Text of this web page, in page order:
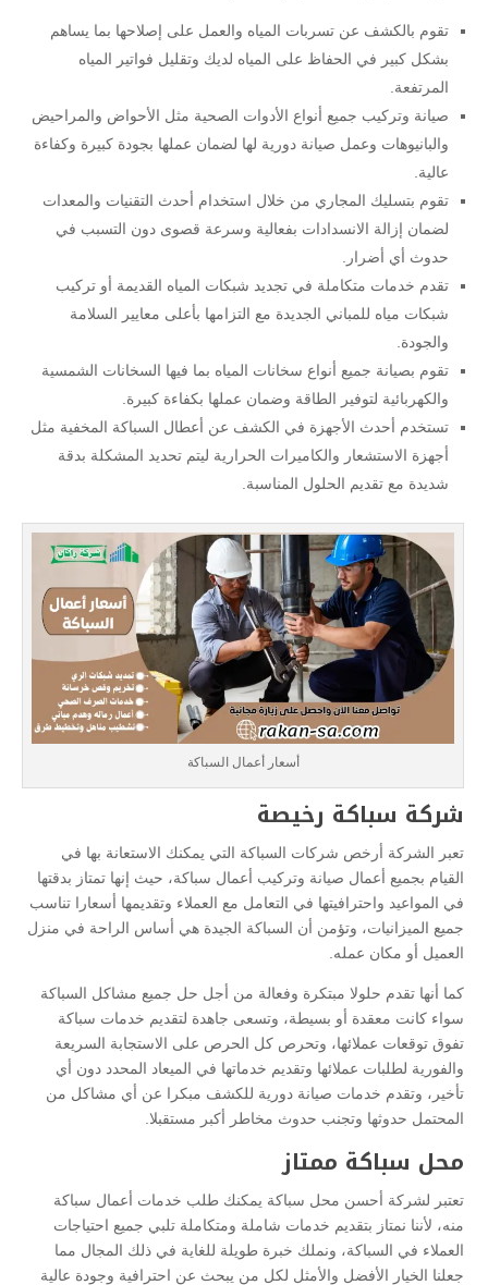
تقوم بالكشف عن تسربات المياه والعمل على إصلاحها بما يساهم
بشكل كبير في الحفاظ على المياه لديك وتقليل فواتير المياه
المرتفعة.
صيانة وتركيب جميع أنواع الأدوات الصحية مثل الأحواض والمراحيض
والبانيوهات وعمل صيانة دورية لها لضمان عملها بجودة كبيرة وكفاءة
عالية.
تقوم بتسليك المجاري من خلال استخدام أحدث التقنيات والمعدات
لضمان إزالة الانسدادات بفعالية وسرعة قصوى دون التسبب في
حدوث أي أضرار.
تقدم خدمات متكاملة في تجديد شبكات المياه القديمة أو تركيب
شبكات مياه للمباني الجديدة مع التزامها بأعلى معايير السلامة
والجودة.
تقوم بصيانة جميع أنواع سخانات المياه بما فيها السخانات الشمسية
والكهربائية لتوفير الطاقة وضمان عملها بكفاءة كبيرة.
تستخدم أحدث الأجهزة في الكشف عن أعطال السباكة المخفية مثل
أجهزة الاستشعار والكاميرات الحرارية ليتم تحديد المشكلة بدقة
شديدة مع تقديم الحلول المناسبة.
أسعار أعمال السباكة
شركة سباكة رخيصة
تعبر الشركة أرخص شركات السباكة التي يمكنك الاستعانة بها في
القيام بجميع أعمال صيانة وتركيب أعمال سباكة، حيث إنها تمتاز بدقتها
في المواعيد واحترافيتها في التعامل مع العملاء وتقديمها أسعارا تناسب
جميع الميزانيات، وتؤمن أن السباكة الجيدة هي أساس الراحة في منزل
العميل أو مكان عمله.
كما أنها تقدم حلولا مبتكرة وفعالة من أجل حل جميع مشاكل السباكة
سواء كانت معقدة أو بسيطة، وتسعى جاهدة لتقديم خدمات سباكة
تفوق توقعات عملائها، وتحرص كل الحرص على الاستجابة السريعة
والفورية لطلبات عملائها وتقديم خدماتها في الميعاد المحدد دون أي
تأخير، وتقدم خدمات صيانة دورية للكشف مبكرا عن أي مشاكل من
المحتمل حدوثها وتجنب حدوث مخاطر أكبر مستقبلا.
محل سباكة ممتاز
تعتبر لشركة أحسن محل سباكة يمكنك طلب خدمات أعمال سباكة
منه، لأننا نمتاز بتقديم خدمات شاملة ومتكاملة تلبي جميع احتياجات
العملاء في السباكة، ونملك خبرة طويلة للغاية في ذلك المجال مما
جعلنا الخيار الأفضل والأمثل لكل من يبحث عن احترافية وجودة عالية